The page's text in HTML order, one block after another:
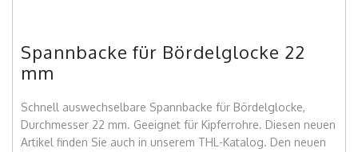
Spannbacke für Bördelglocke 22
mm
Schnell auswechselbare Spannbacke für Bördelglocke,
Durchmesser 22 mm. Geeignet für Kipferrohre. Diesen neuen
Artikel finden Sie auch in unserem THL-Katalog. Den neuen